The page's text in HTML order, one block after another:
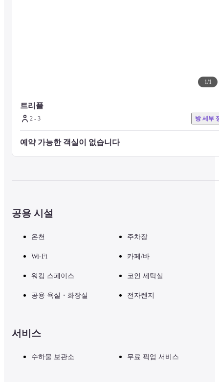
1/1
트리플
2 - 3 방 세부
예약 가능한 객실이 없습니다
공용 시설
온천 주차장
Wi-Fi 카페/바
워킹 스페이스 코인 세탁실
공용 욕실・화장실 전자렌지
서비스
수하물 보관소 무료 픽업 서비스